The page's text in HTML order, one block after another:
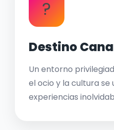
?
Destino
Un entorno
el ocio y la cultura se
experiencias